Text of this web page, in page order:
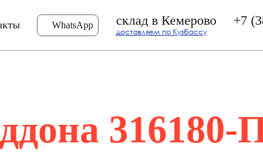
WhatsApp склад в Кемерово
доставляем по Кузбассу
+7
316180-